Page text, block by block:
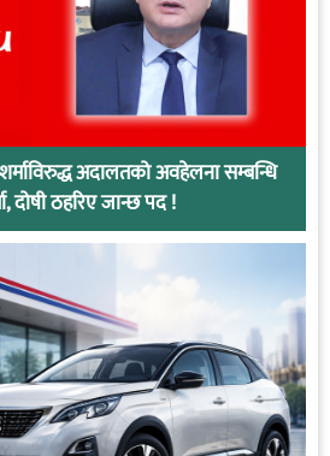
अदालतको अवहेलना सम्बन्धि
दोषी ठहरिए जान्छ पद !